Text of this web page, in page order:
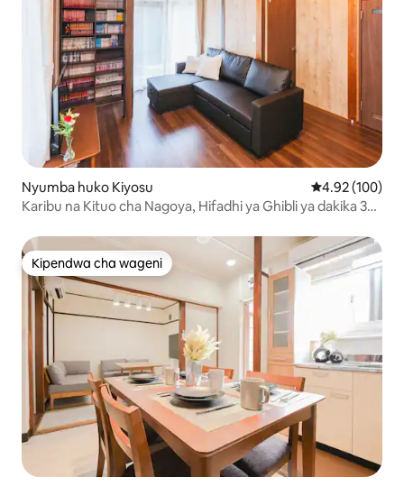
Nyumba huko Kiyosu Ukadiriaji wa
4.92 (100)
Karibu na Kituo cha Nagoya, Hifadhi ya Ghibli ya dakika 30
Kipendwa cha wageni
Kipendwa cha wageni